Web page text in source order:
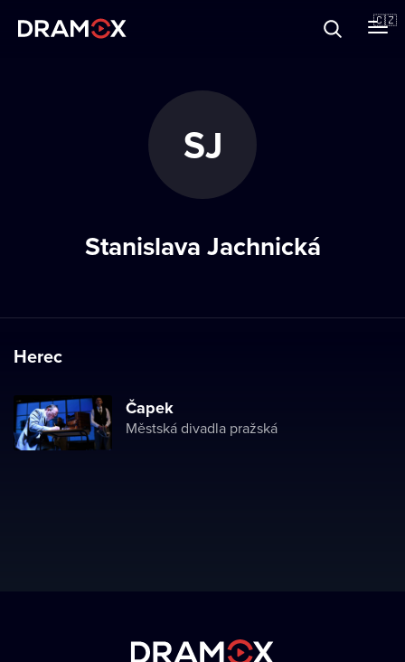
🇨🇿
SJ
Stanislava Jachnická
Herec
Čapek
Městská divadla pražská